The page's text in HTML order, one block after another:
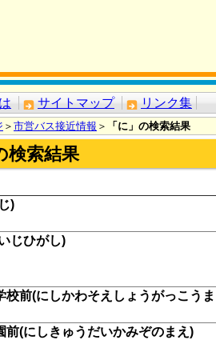
サイトマップ リンク集
＞ 市営バス接近情報 ＞ 「に」の検索結果
検索結果
)
じひがし)
校前(にしかわそえしょうがっこうま
前(にしきゅうだいかみぞのまえ)